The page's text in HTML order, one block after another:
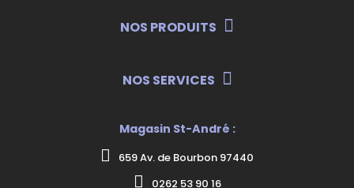
NOS PRODUITS
NOS SERVICES
Magasin St-André :
659 Av. de Bourbon 97440
0262 53 90 16